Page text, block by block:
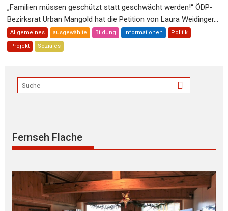
„Familien müssen geschützt statt geschwächt werden!“ ÖDP-
Bezirksrat Urban Mangold hat die Petition von Laura Weidinger...
Allgemeines ausgewählte Bildung Informationen Politik
Projekt Soziales
Fernseh Flache